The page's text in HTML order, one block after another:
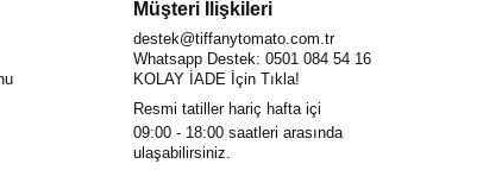
Müşteri İlişkileri
destek@tiffanytomato.com.tr
Whatsapp Destek: 0501 084 54 16
KOLAY İADE İçin Tıkla!
Resmi tatiller hariç hafta içi
09:00 - 18:00saatleri arasında
ulaşabilirsiniz.